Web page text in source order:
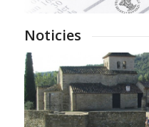
Noticies